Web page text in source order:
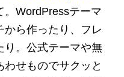
。WordPressテーマ
ら作ったり、フレ
り。公式テーマや無
せものでサクッと